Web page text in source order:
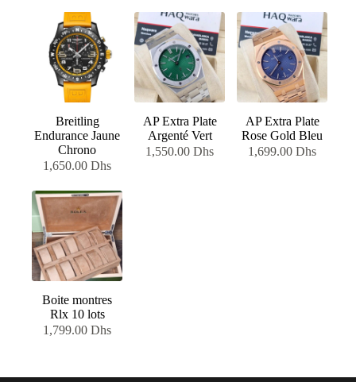
Breitling
Endurance Jaune
Chrono
1,650.00Dhs
AP Extra Plate
Argenté Vert
1,550.00Dhs
AP Extra Plate
Rose Gold Bleu
1,699.00Dhs
Boite montres
Rlx 10 lots
1,799.00Dhs